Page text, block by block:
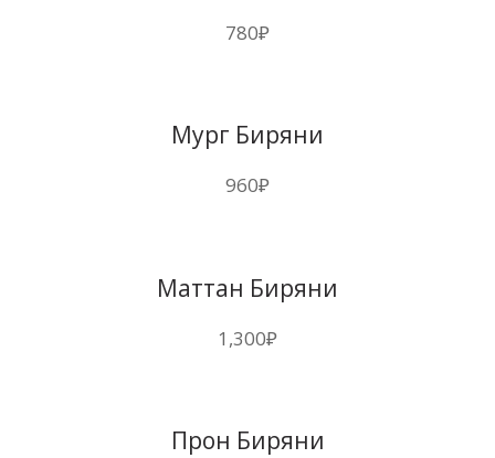
780₽
Мург Биряни
960₽
Маттан Биряни
1,300₽
Прон Биряни